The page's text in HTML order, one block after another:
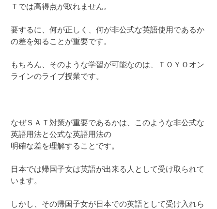
Ｔでは高得点が取れません。
要するに、何が正しく、何が非公式な英語使用であるか
の差を知ることが重要です。
もちろん、そのような学習が可能なのは、ＴＯＹＯオン
ラインのライブ授業です。
なぜＳＡＴ対策が重要であるかは、このような非公式な
英語用法と公式な英語用法の
明確な差を理解することです。
日本では帰国子女は英語が出来る人として受け取られて
います。
しかし、その帰国子女が日本での英語として受け入れら